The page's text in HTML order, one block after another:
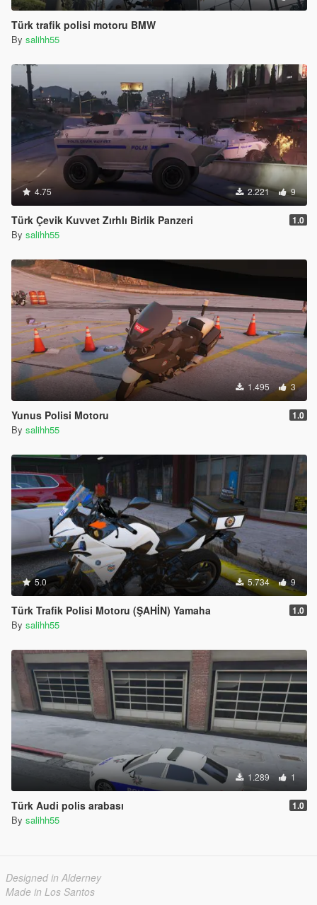
Türk trafik polisi motoru BMW
By salihh55
4.75 2.221 9
Türk Çevik Kuvvet Zırhlı Birlik Panzeri 1.0
By salihh55
1.495 3
Yunus Polisi Motoru 1.0
By salihh55
5.0 5.734 9
Türk Trafik Polisi Motoru (ŞAHİN) Yamaha 1.0
By salihh55
1.289 1
Türk Audi polis arabası 1.0
By salihh55
Designed in Alderney
Made in Los Santos